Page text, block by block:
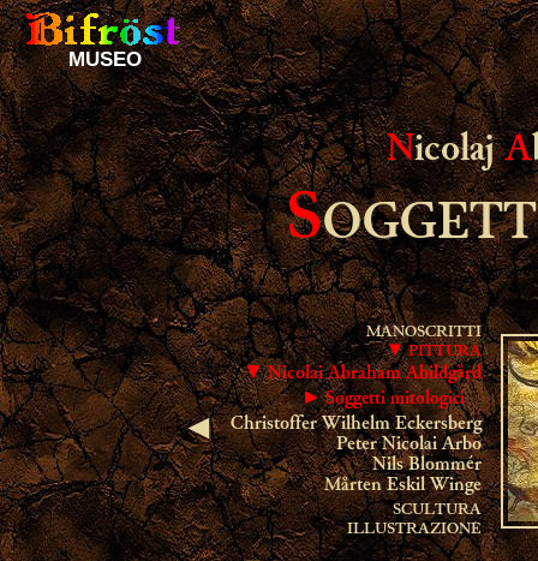
MUSEO
NicolajA
S
◄
MANOSCRITTI
▼ PITTURA
▼ Nicolai Abraham Abildgård
►Soggetti mitologici
Christoffer Wilhelm Eckersberg
Peter Nicolai Arbo
Nils Blommér
Mårten Eskil Winge
SCULTURA
ILLUSTRAZIONE